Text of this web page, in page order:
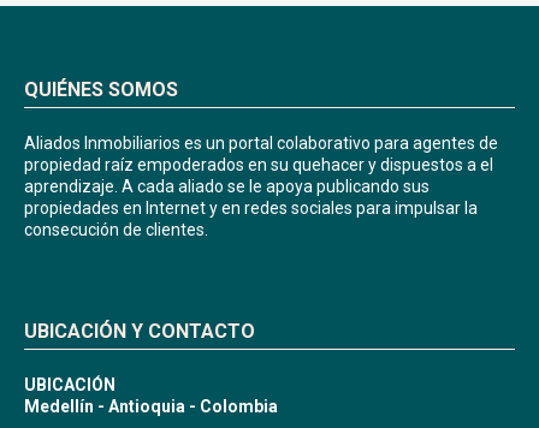
QUIÉNES SOMOS
Aliados Inmobiliarios es un portal colaborativo para agentes de
propiedad raíz empoderados en su quehacer y dispuestos a el
aprendizaje. A cada aliado se le apoya publicando sus
propiedades en Internet y en redes sociales para impulsar la
consecución de clientes.
UBICACIÓN Y CONTACTO
UBICACIÓN
Medellín - Antioquia - Colombia